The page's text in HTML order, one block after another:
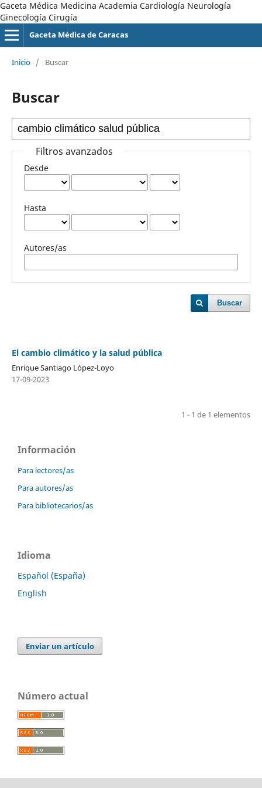
Gaceta Médica Medicina Academia Cardiología Neurología
Ginecología Cirugía
Gaceta Médica de Caracas
Inicio / Buscar
Buscar
Filtros avanzados
Desde
Hasta
Autores/as
Buscar
El cambio climático y la salud pública
Enrique Santiago López-Loyo
17-09-2023
1 - 1 de 1 elementos
Información
Para lectores/as
Para autores/as
Para bibliotecarios/as
Idioma
Español (España)
English
Enviar un artículo
Número actual